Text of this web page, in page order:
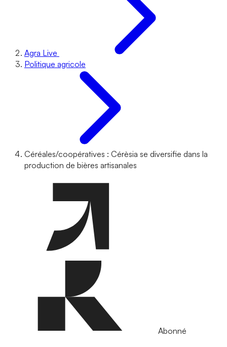
Agra Live
Politique agricole
Céréales/coopératives : Cérèsia se diversifie dans la
production de bières artisanales
Abonné